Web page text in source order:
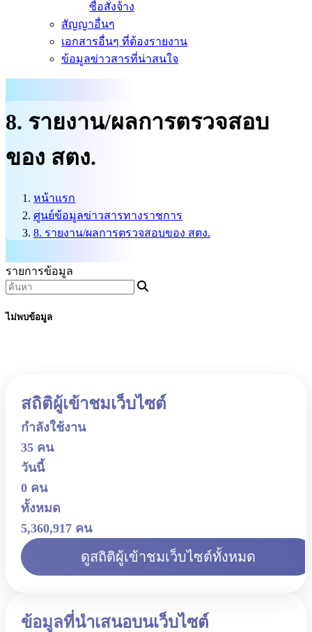
ซื่อสั่งจ้าง
สัญญาอื่นๆ
เอกสารอื่นๆ ที่ต้องรายงาน
ข้อมูลข่าวสารที่น่าสนใจ
8. รายงาน/ผลการตรวจสอบ
ของ สตง.
หน้าแรก
ศูนย์ข้อมูลข่าวสารทางราชการ
8. รายงาน/ผลการตรวจสอบของ สตง.
รายการข้อมูล
ไม่พบข้อมูล
สถิติผู้เข้าชมเว็บไซต์
กำลังใช้งาน
35 คน
วันนี้
0 คน
ทั้งหมด
5,360,917 คน
ดูสถิติผู้เข้าชมเว็บไซต์ทั้งหมด
ข้อมูลที่นำเสนอบนเว็บไซต์